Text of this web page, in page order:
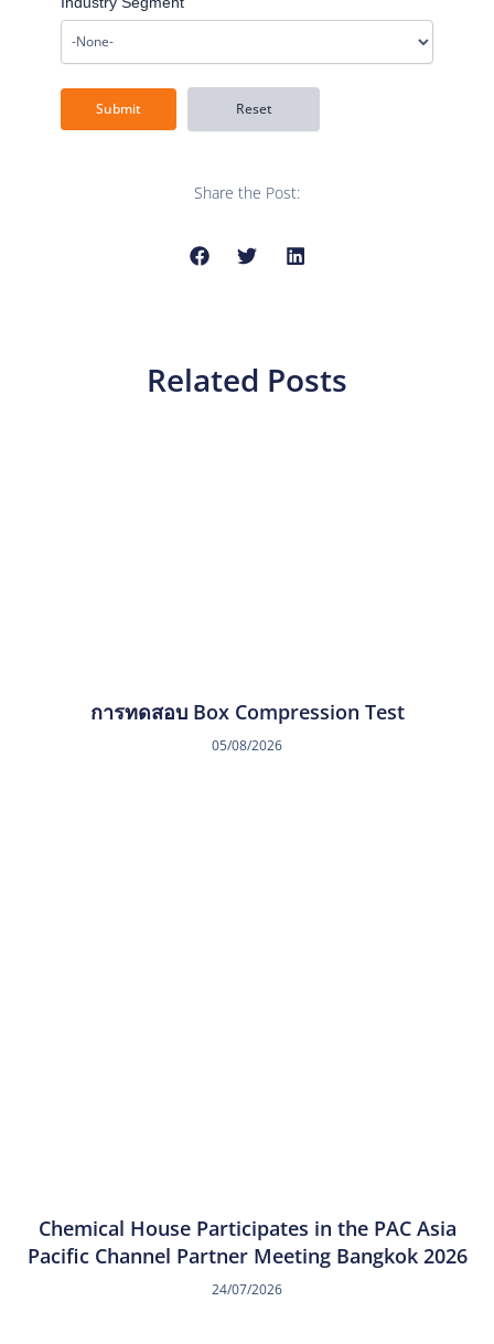
Share the Post:
Related Posts
การทดสอบ Box Compression Test
05/08/2026
Chemical House Participates in the PAC Asia
Pacific Channel Partner Meeting Bangkok 2026
24/07/2026